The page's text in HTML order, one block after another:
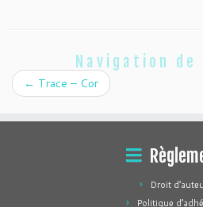
Navigation
← Trace – Cor
Droit
Politique